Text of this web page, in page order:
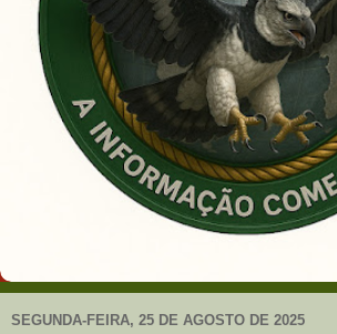
SEGUNDA-FEIRA, 25 DE AGOSTO DE 2025